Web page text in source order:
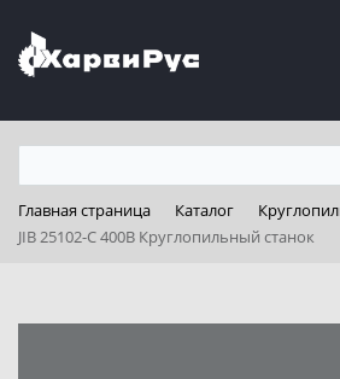
Главная страница Каталог
JIB 25102-C 400B Круглопильный станок